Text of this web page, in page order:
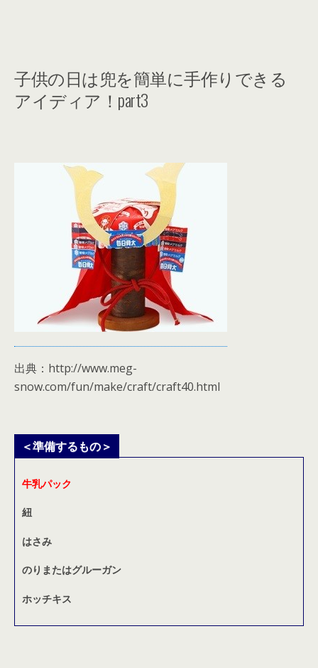
子供の日は兜を簡単に手作りできる
アイディア！part3
出典：http://www.meg-
snow.com/fun/make/craft/craft40.html
＜準備するもの＞
牛乳パック
紐
はさみ
のりまたはグルーガン
ホッチキス